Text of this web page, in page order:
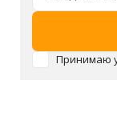
Принимаю